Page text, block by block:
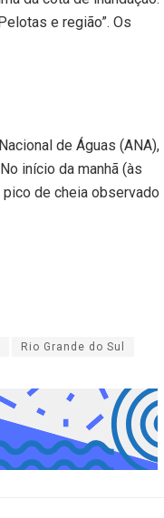
e região”. Os
de Águas (ANA),
início da manhã (às
de cheia observado
Rio Grande do Sul